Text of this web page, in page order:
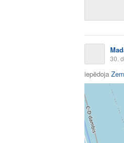
30.
iepēdoja